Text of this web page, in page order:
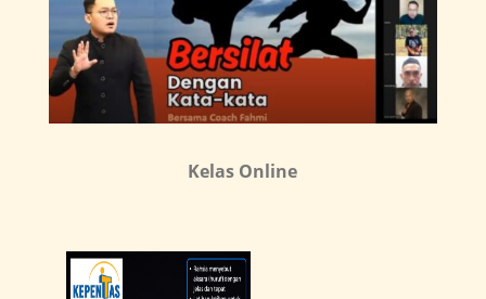
Kelas Online